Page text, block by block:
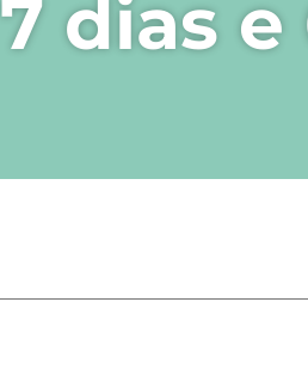
7 dias